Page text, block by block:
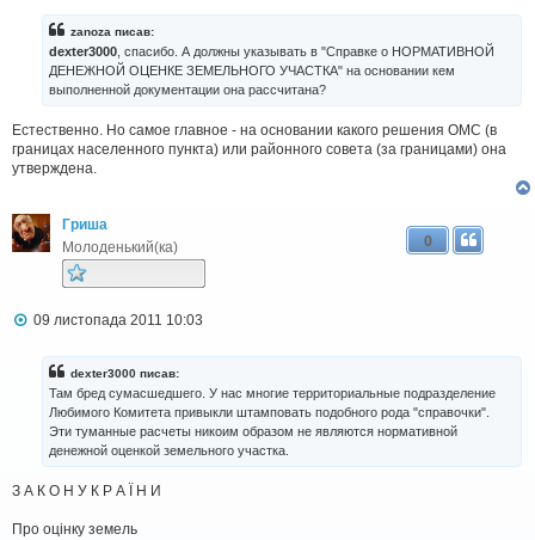
н
н
zanoza писав:
dexter3000 , спасибо. А должны указывать в "Справке о НОРМАТИВНОЙ
ДЕНЕЖНОЙ ОЦЕНКЕ ЗЕМЕЛЬНОГО УЧАСТКА" на основании кем
выполненной документации она рассчитана?
Естественно. Но самое главное - на основании какого решения ОМС (в
границах населенного пункта) или районного совета (за границами) она
утверждена.
Гриша
Молоденький(ка)
0
П
н
09 листопада 2011 10:03
dexter3000 писав:
Там бред сумасшедшего. У нас многие территориальные подразделение
Любимого Комитета привыкли штамповать подобного рода "справочки".
Эти туманные расчеты никоим образом не являются нормативной
денежной оценкой земельного участка.
З А К О Н У К Р А Ї Н И
Про оцінку земель